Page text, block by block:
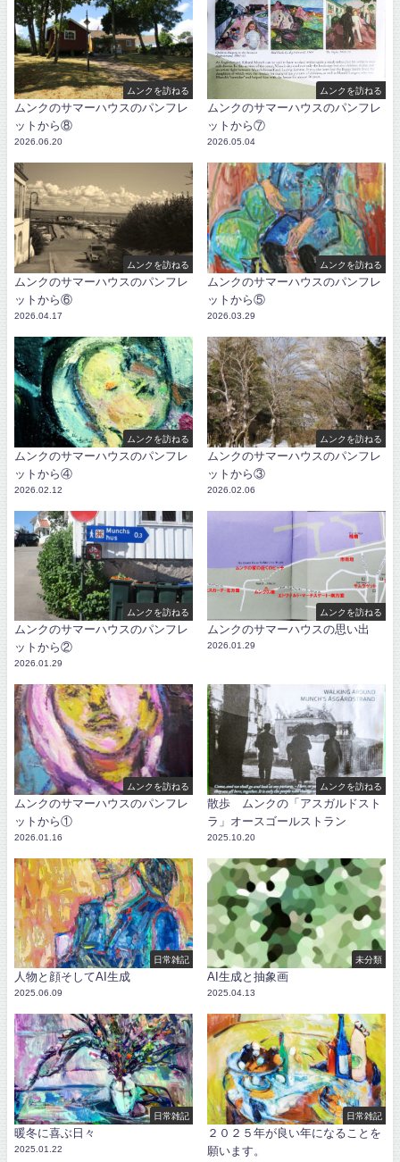
ムンクを訪ねる
ムンクのサマーハウスのパンフレ
ットから⑧
2026.06.20
ムンクを訪ねる
ムンクのサマーハウスのパンフレ
ットから⑦
2026.05.04
ムンクを訪ねる
ムンクのサマーハウスのパンフレ
ットから⑥
2026.04.17
ムンクを訪ねる
ムンクのサマーハウスのパンフレ
ットから⑤
2026.03.29
ムンクを訪ねる
ムンクのサマーハウスのパンフレ
ットから④
2026.02.12
ムンクを訪ねる
ムンクのサマーハウスのパンフレ
ットから③
2026.02.06
ムンクを訪ねる
ムンクのサマーハウスのパンフレ
ットから②
2026.01.29
ムンクを訪ねる
ムンクのサマーハウスの思い出
2026.01.29
ムンクを訪ねる
ムンクのサマーハウスのパンフレ
ットから①
2026.01.16
ムンクを訪ねる
散歩 ムンクの「アスガルドスト
ラ」オースゴールストラン
2025.10.20
日常雑記
人物と顔そしてAI生成
2025.06.09
未分類
AI生成と抽象画
2025.04.13
日常雑記
暖冬に喜ぶ日々
2025.01.22
日常雑記
２０２５年が良い年になることを
願います。